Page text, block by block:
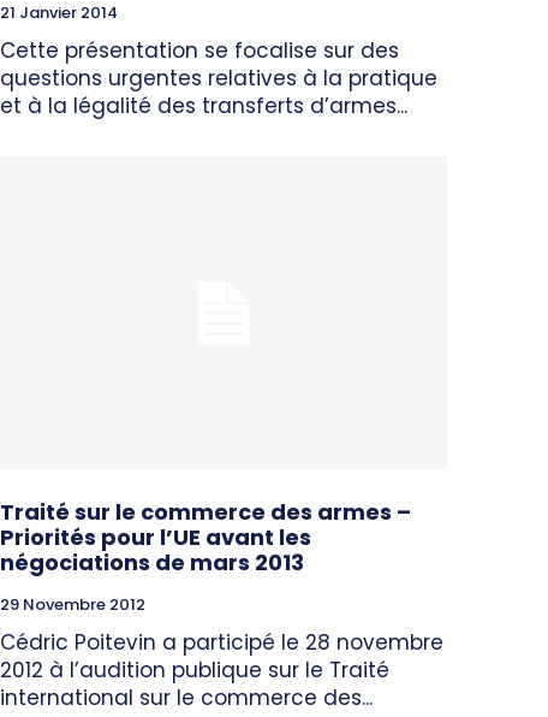
21 Janvier 2014
Cette présentation se focalise sur des
questions urgentes relatives à la pratique
et à la légalité des transferts d’armes...
Traité sur le commerce des armes –
Priorités pour l’UE avant les
négociations de mars 2013
29 Novembre 2012
Cédric Poitevin a participé le 28 novembre
2012 à l’audition publique sur le Traité
international sur le commerce des...